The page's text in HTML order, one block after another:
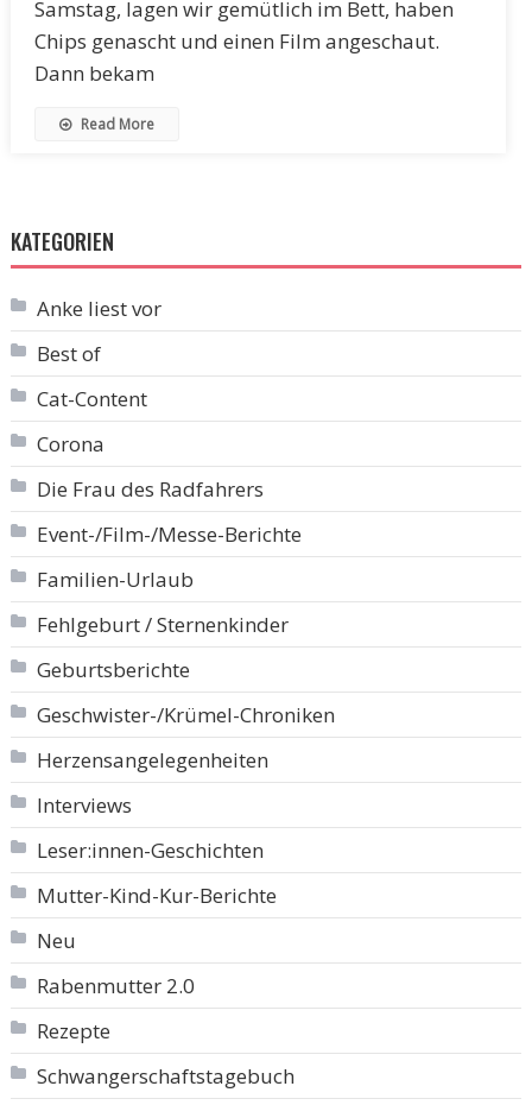
Samstag, lagen wir gemütlich im Bett, haben
Chips genascht und einen Film angeschaut.
Dann bekam
Read More
KATEGORIEN
Anke liest vor
Best of
Cat-Content
Corona
Die Frau des Radfahrers
Event-/Film-/Messe-Berichte
Familien-Urlaub
Fehlgeburt / Sternenkinder
Geburtsberichte
Geschwister-/Krümel-Chroniken
Herzensangelegenheiten
Interviews
Leser:innen-Geschichten
Mutter-Kind-Kur-Berichte
Neu
Rabenmutter 2.0
Rezepte
Schwangerschaftstagebuch